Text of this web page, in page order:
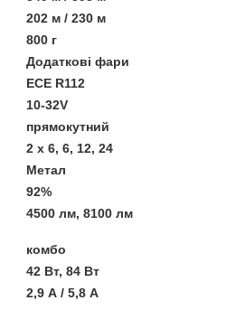
202 м / 230 м
800 г
Додаткові фари
ECE R112
10-32V
прямокутний
2 x 6, 6, 12, 24
Метал
92%
4500 лм, 8100 лм
комбо
42 Вт, 84 Вт
2,9 А / 5,8 А